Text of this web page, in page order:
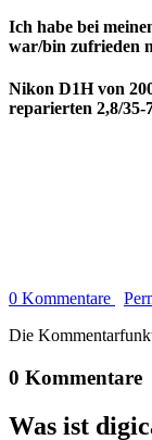
Ich habe bei
war/bin zufrieden
Nikon D1H von
reparierten 2,8/
0 Kommentare
Die
0 Kommentare
Was ist